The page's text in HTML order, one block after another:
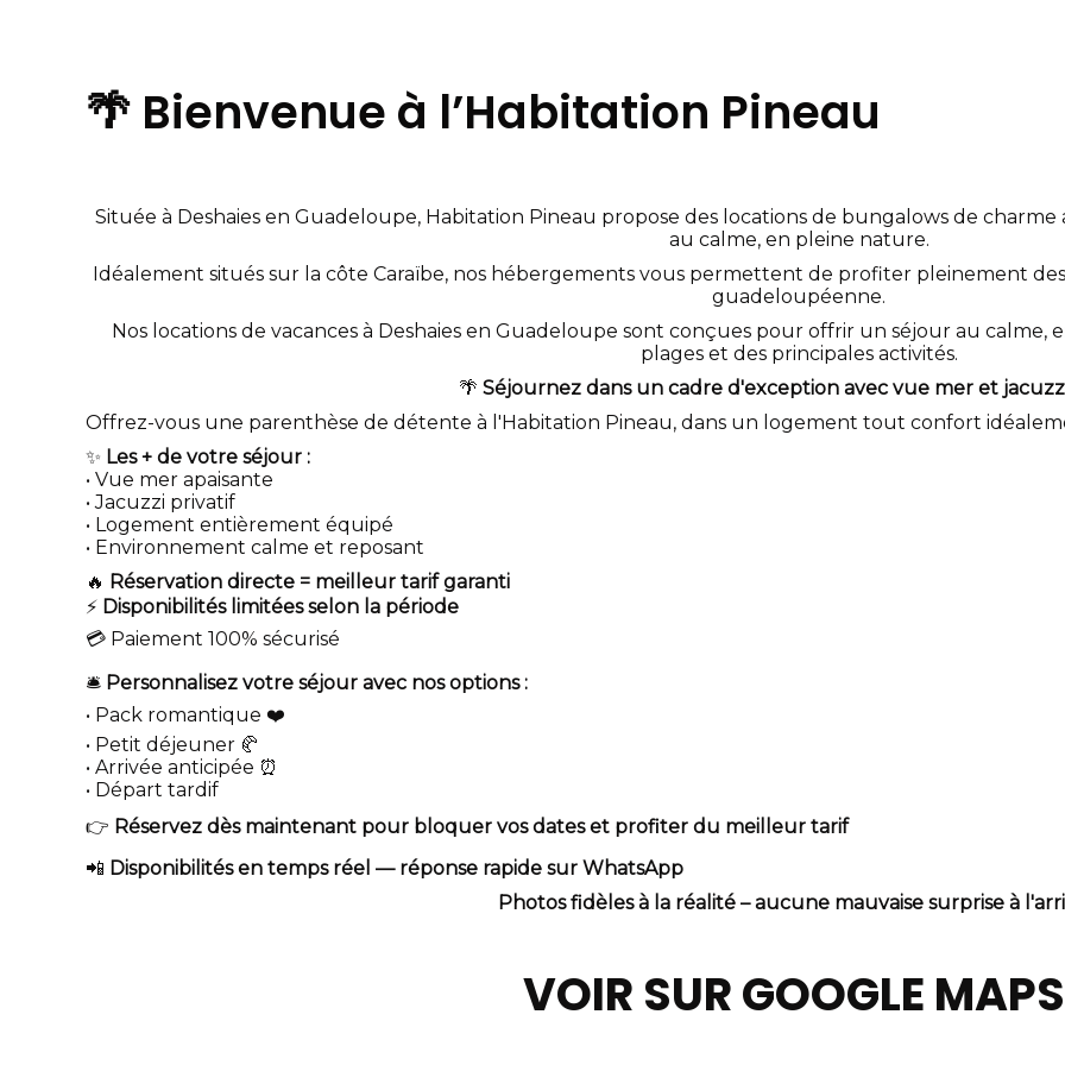
🌴 Bienvenue à l’Habitation Pineau
Située à Deshaies en Guadeloupe, Habitation Pineau propose des locations de bungalows de charme
au calme, en pleine nature.
Idéalement situés sur la côte Caraïbe, nos hébergements vous permettent de profiter pleinement
guadeloupéenne.
Nos locations de vacances à Deshaies en Guadeloupe sont conçues pour offrir un séjour au
plages et des principales activités.
🌴 Séjournez dans un cadre d'exception avec vue mer et
Offrez-vous une parenthèse de détente à l'Habitation Pineau, dans un logement tout confort
✨ Les + de votre séjour :
• Vue mer apaisante
• Jacuzzi privatif
• Logement entièrement équipé
• Environnement calme et reposant
🔥 Réservation directe = meilleur tarif garanti
⚡ Disponibilités limitées selon la période
💳 Paiement 100% sécurisé
🛎️ Personnalisez votre séjour avec nos options :
• Pack romantique ❤️
• Petit déjeuner 🥐
• Arrivée anticipée ⏰
• Départ tardif
👉 Réservez dès maintenant pour bloquer vos dates et profiter du meilleur tarif
📲 Disponibilités en temps réel — réponse rapide sur WhatsApp
Photos fidèles à la réalité – aucune mauvaise surprise à
VOIR SUR GOOGLE MAPS